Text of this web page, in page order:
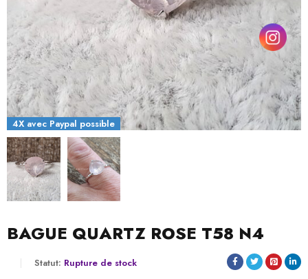
4X avec Paypal possible
BAGUE QUARTZ ROSE T58 N4
Statut: Rupture de stock